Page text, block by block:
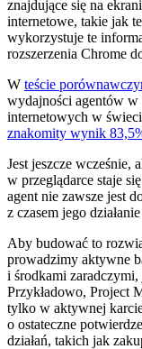
znajdujące się na
internetowe, takie jak
wykorzystuje te
rozszerzenia Chrome
W teście
wydajności agentów
internetowych w
znakomity wynik
Jest jeszcze wcześnie,
w przeglądarce staje
agent nie zawsze jest
z czasem jego
Aby budować to
prowadzimy aktywne
i środkami
Przykładowo, Project
tylko w aktywnej
o ostateczne
działań, takich jak